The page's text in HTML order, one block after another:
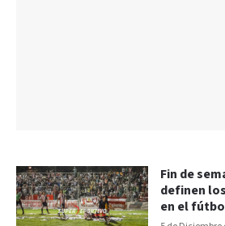
Fin de
definen
en el